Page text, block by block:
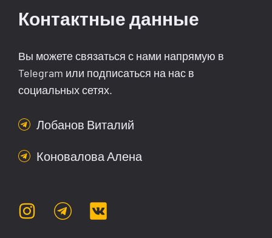
Контактные данные
Вы можете связаться с нами напрямую в
Telegram или подписаться на нас в
социальных сетях.
Лобанов Виталий
Коновалова Алена